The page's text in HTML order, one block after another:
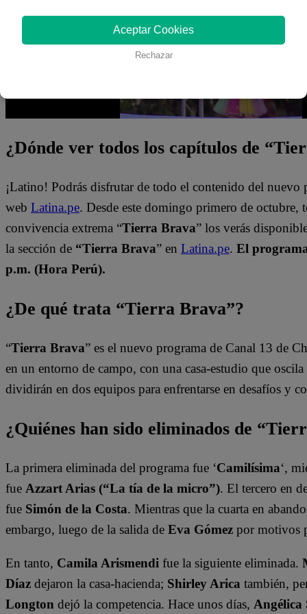
¿Dónde ver todos los capítulos de
¡Latino! Podrás disfrutar de todo el contenido del nuevo
web Latina.pe. Desde este domingo primero de
convivencia extrema “Tierra Brava” los verás
la sección de “Tierra Brava” en Latina.pe. El
p.m. (Hora Perú).
¿De qué trata “Tierra Brava”?
“Tierra Brava” es el nuevo programa de Canal 13 de
en un entorno de campo, con una casa-estudio que
dividirán en dos equipos para enfrentarse en desafíos y
¿Quiénes han sido eliminados de
La primera eliminada del programa fue ‘Camilísima‘,
fue Azzart Arias (“La tía de la micro”). El tercero en
fue Simón de la Costa. Mientras que la cuarta en
embargo, luego de la salida de Eva Gómez por motivos
En tanto, Camila Arismendi fue la siguiente eliminada.
Díaz dejaron la casa-hacienda; Shirley Arica también,
Longton dejó la competencia. Hace unos días, Angélica
Aceptar Cookies
Rechazar